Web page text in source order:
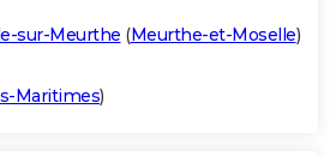
sur-Meurthe (Meurthe-et-Moselle)
Maritimes)